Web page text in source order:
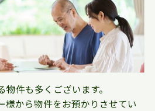
件も多くございます。
様から物件をお預かりさせてい